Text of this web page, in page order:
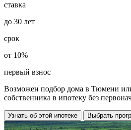
ставка
до 30 лет
срок
от 10%
первый взнос
Возможен подбор дома в Тюмени
собственника в ипотеку без
Узнать об этой ипотеке Выбрать